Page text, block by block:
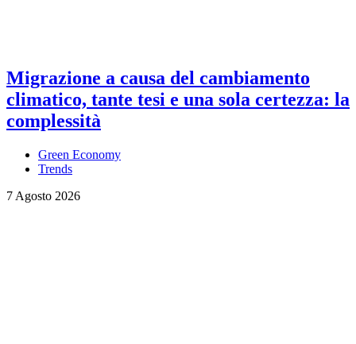
Migrazione a causa del cambiamento
climatico, tante tesi e una sola certezza: la
complessità
Green Economy
Trends
7 Agosto 2026